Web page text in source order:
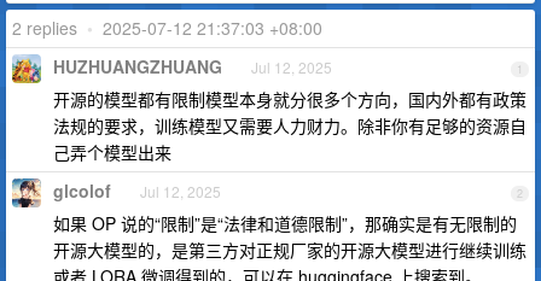
2 replies • 2025-07-12 21:37:03 +08:00
1
HUZHUANGZHUANG Jul 12, 2025
开源的模型都有限制模型本身就分很多个方向，国内外都有政策
法规的要求，训练模型又需要人力财力。除非你有足够的资源自
己弄个模型出来
2
glcolof Jul 12, 2025
如果 OP 说的“限制”是“法律和道德限制”，那确实是有无限制的
开源大模型的，是第三方对正规厂家的开源大模型进行继续训练
或者 LORA 微调得到的，可以在 huggingface 上搜索到。